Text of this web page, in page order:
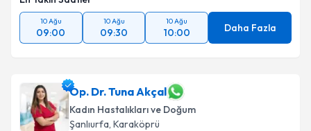
10 Ağu
09:00
10 Ağu
09:30
10 Ağu
10:00 Daha Fazla
Op. Dr. Tuna Akçal
Kadın Hastalıkları ve Doğum
Şanlıurfa, Karaköprü